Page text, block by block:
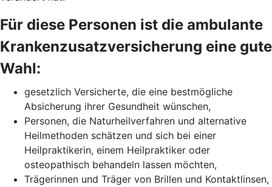
Für diese Personen ist die ambulante
Krankenzusatzversicherung eine gute
Wahl:
gesetzlich Versicherte, die eine bestmögliche
Absicherung ihrer Gesundheit wünschen,
Personen, die Naturheilverfahren und alternative
Heilmethoden schätzen und sich bei einer
Heilpraktikerin, einem Heilpraktiker oder
osteopathisch behandeln lassen möchten,
Trägerinnen und Träger von Brillen und Kontaktlinsen,